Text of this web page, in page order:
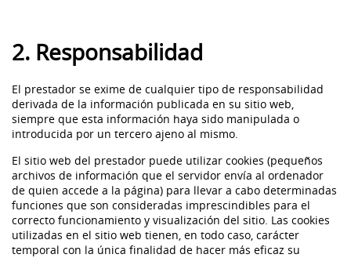
2. Responsabilidad
El prestador se exime de cualquier tipo de responsabilidad
derivada de la información publicada en su sitio web,
siempre que esta información haya sido manipulada o
introducida por un tercero ajeno al mismo.
El sitio web del prestador puede utilizar cookies (pequeños
archivos de información que el servidor envía al ordenador
de quien accede a la página) para llevar a cabo determinadas
funciones que son consideradas imprescindibles para el
correcto funcionamiento y visualización del sitio. Las cookies
utilizadas en el sitio web tienen, en todo caso, carácter
temporal con la única finalidad de hacer más eficaz su